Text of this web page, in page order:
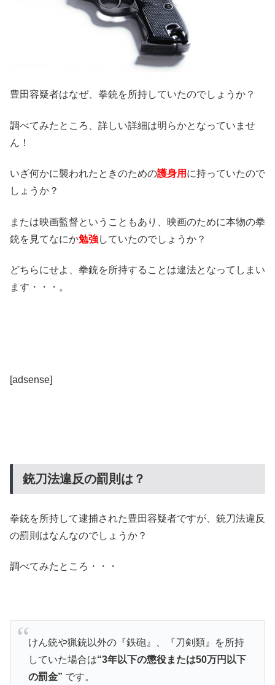
豊田容疑者はなぜ、拳銃を所持していたのでしょうか？
調べてみたところ、詳しい詳細は明らかとなっていませ
ん！
いざ何かに襲われたときのための護身用 に持っていたので
しょうか？
または映画監督ということもあり、映画のために本物の拳
銃を見てなにか勉強していたのでしょうか？
どちらにせよ、拳銃を所持することは違法となってしまい
ます・・・。
[adsense]
銃刀法違反の罰則は？
拳銃を所持して逮捕された豊田容疑者ですが、銃刀法違反
の罰則はなんなのでしょうか？
調べてみたところ・・・
けん銃や猟銃以外の『鉄砲』、『刀剣類』を所持
していた場合は“3年以下の懲役または50万円以下
の罰金” です。